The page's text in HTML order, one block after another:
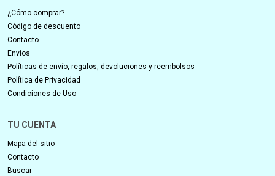
¿Cómo comprar?
Código de descuento
Contacto
Envíos
Políticas de envío, regalos, devoluciones y reembolsos
Política de Privacidad
Condiciones de Uso
TU CUENTA
Mapa del sitio
Contacto
Buscar